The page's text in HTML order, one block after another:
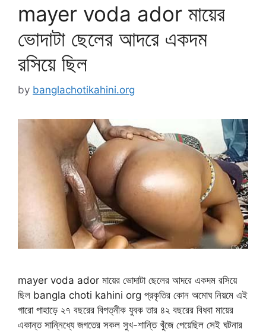
mayer voda ador মায়ের
ভোদাটা ছেলের আদরে একদম
রসিয়ে ছিল
by banglachotikahini.org
mayer voda ador মায়ের ভোদাটা ছেলের আদরে একদম রসিয়ে
ছিল bangla choti kahini org প্রকৃতির কোন অমোঘ নিয়মে এই
গারো পাহাড়ে ২৭ বছরের বিপত্নীক যুবক তার ৪২ বছরের বিধবা মায়ের
একান্ত সান্নিধ্যে জগতের সকল সুখ-শান্তি খুঁজে পেয়েছিল সেই ঘটনার